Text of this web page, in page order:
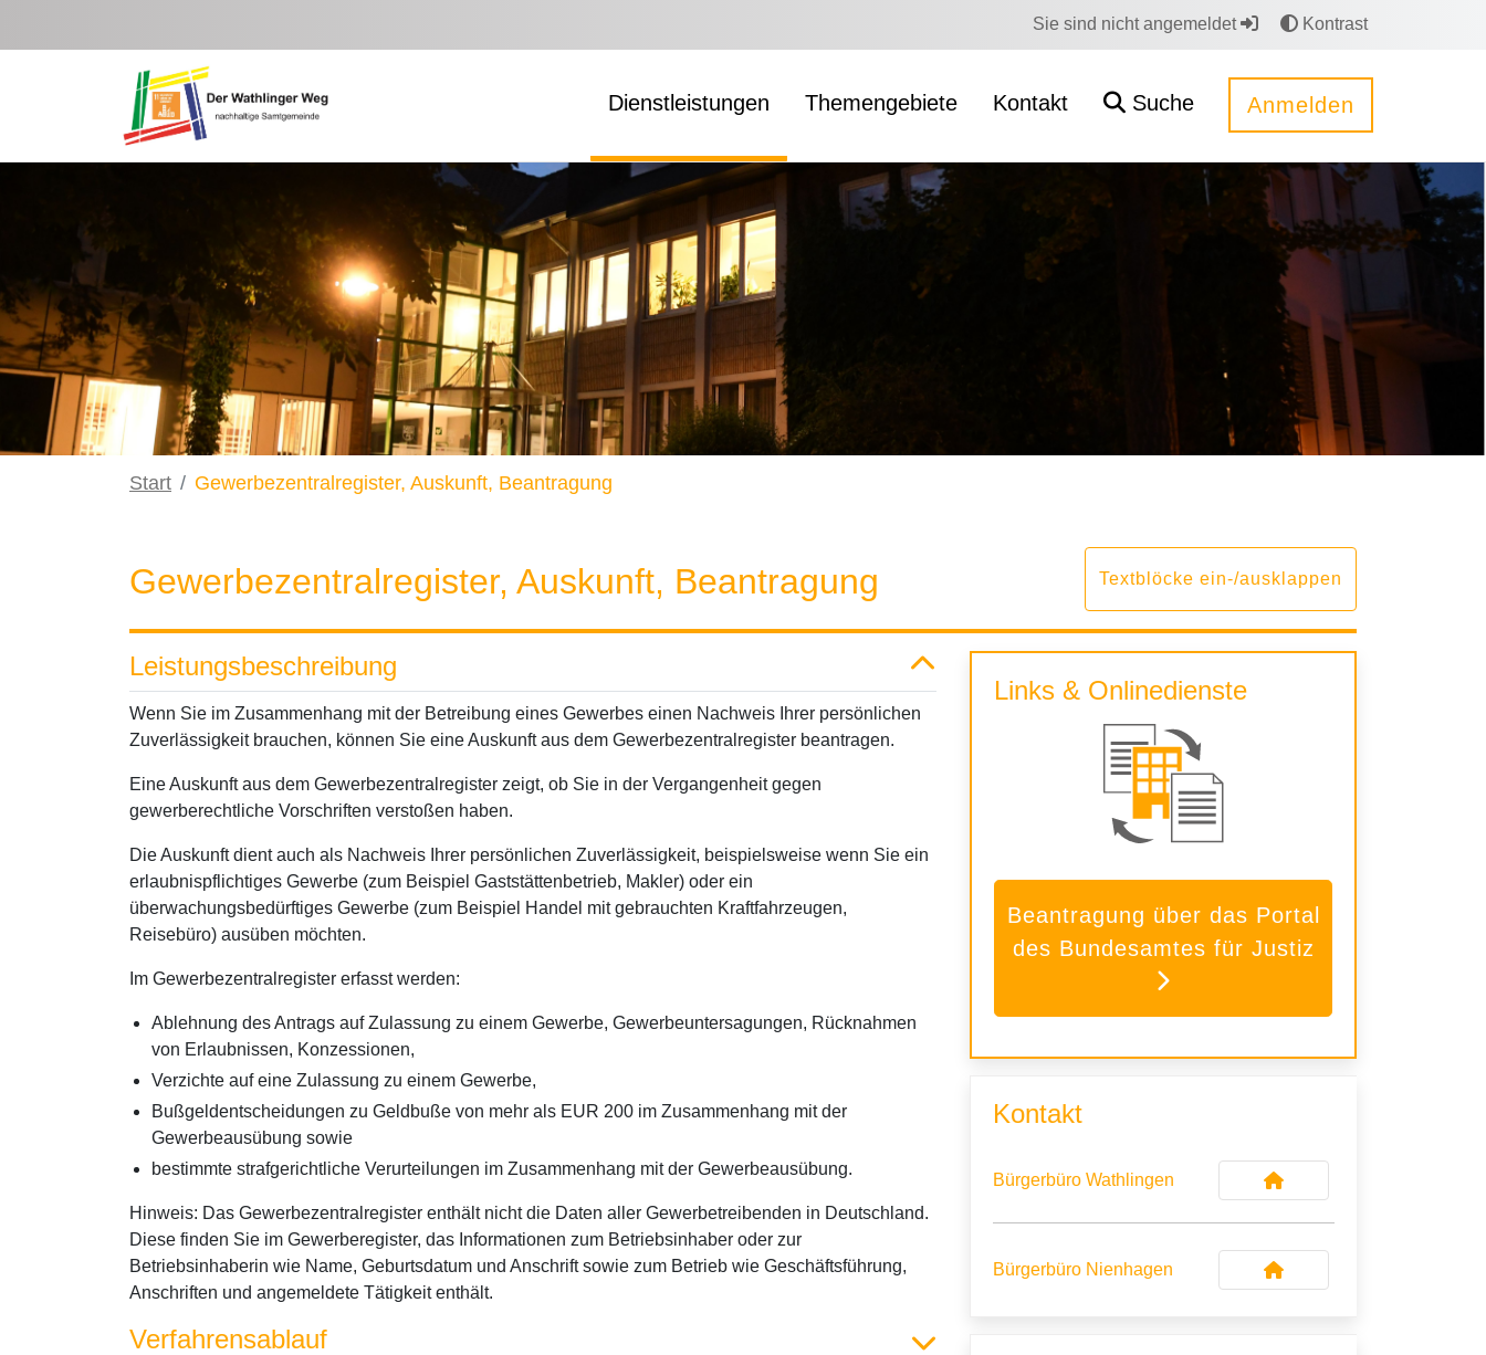
Sie sind nicht angemeldet Kontrast
Dienstleistungen Themengebiete Kontakt Suche Anmelden
Start Gewerbezentralregister, Auskunft, Beantragung
Gewerbezentralregister, Auskunft, Beantragung Textblöcke ein-/ausklappen
Leistungsbeschreibung
Wenn Sie im Zusammenhang mit der Betreibung eines Gewerbes einen Nachweis Ihrer persönlichen
Zuverlässigkeit brauchen, können Sie eine Auskunft aus dem Gewerbezentralregister beantragen.
Eine Auskunft aus dem Gewerbezentralregister zeigt, ob Sie in der Vergangenheit gegen
gewerberechtliche Vorschriften verstoßen haben.
Die Auskunft dient auch als Nachweis Ihrer persönlichen Zuverlässigkeit, beispielsweise wenn Sie ein
erlaubnispflichtiges Gewerbe (zum Beispiel Gaststättenbetrieb, Makler) oder ein
überwachungsbedürftiges Gewerbe (zum Beispiel Handel mit gebrauchten Kraftfahrzeugen,
Reisebüro) ausüben möchten.
Im Gewerbezentralregister erfasst werden:
Ablehnung des Antrags auf Zulassung zu einem Gewerbe, Gewerbeuntersagungen, Rücknahmen
von Erlaubnissen, Konzessionen,
Verzichte auf eine Zulassung zu einem Gewerbe,
Bußgeldentscheidungen zu Geldbuße von mehr als EUR 200 im Zusammenhang mit der
Gewerbeausübung sowie
bestimmte strafgerichtliche Verurteilungen im Zusammenhang mit der Gewerbeausübung.
Hinweis: Das Gewerbezentralregister enthält nicht die Daten aller Gewerbetreibenden in Deutschland.
Diese finden Sie im Gewerberegister, das Informationen zum Betriebsinhaber oder zur
Betriebsinhaberin wie Name, Geburtsdatum und Anschrift sowie zum Betrieb wie Geschäftsführung,
Anschriften und angemeldete Tätigkeit enthält.
Verfahrensablauf
Links & Onlinedienste
Beantragung über das Portal
des Bundesamtes für Justiz
Kontakt
Bürgerbüro Wathlingen
Bürgerbüro Nienhagen